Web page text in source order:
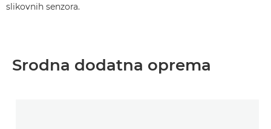
slikovnih senzora.
Srodna dodatna oprema